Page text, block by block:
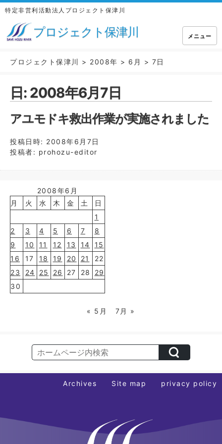
特定非営利活動法人プロジェクト保津川
プロジェクト保津川 メニュー
プロジェクト保津川 > 2008年 > 6月 > 7日
日: 2008年6月7日
アユモドキ救出作業が実施されました
投稿日時: 2008年6月7日
投稿者: prohozu-editor
2008年6月
月
火 水 木 金 土
日
1
2
3 4 5 6 7
8
9
10 11 12 13 14
15
16
17 18 19 20 21
22
23
24 25 26 27 28
29
30
« 5月 7月 »
Archives Site map privacy policy